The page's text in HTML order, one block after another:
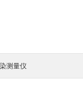
测量仪